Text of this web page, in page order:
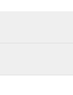
en este